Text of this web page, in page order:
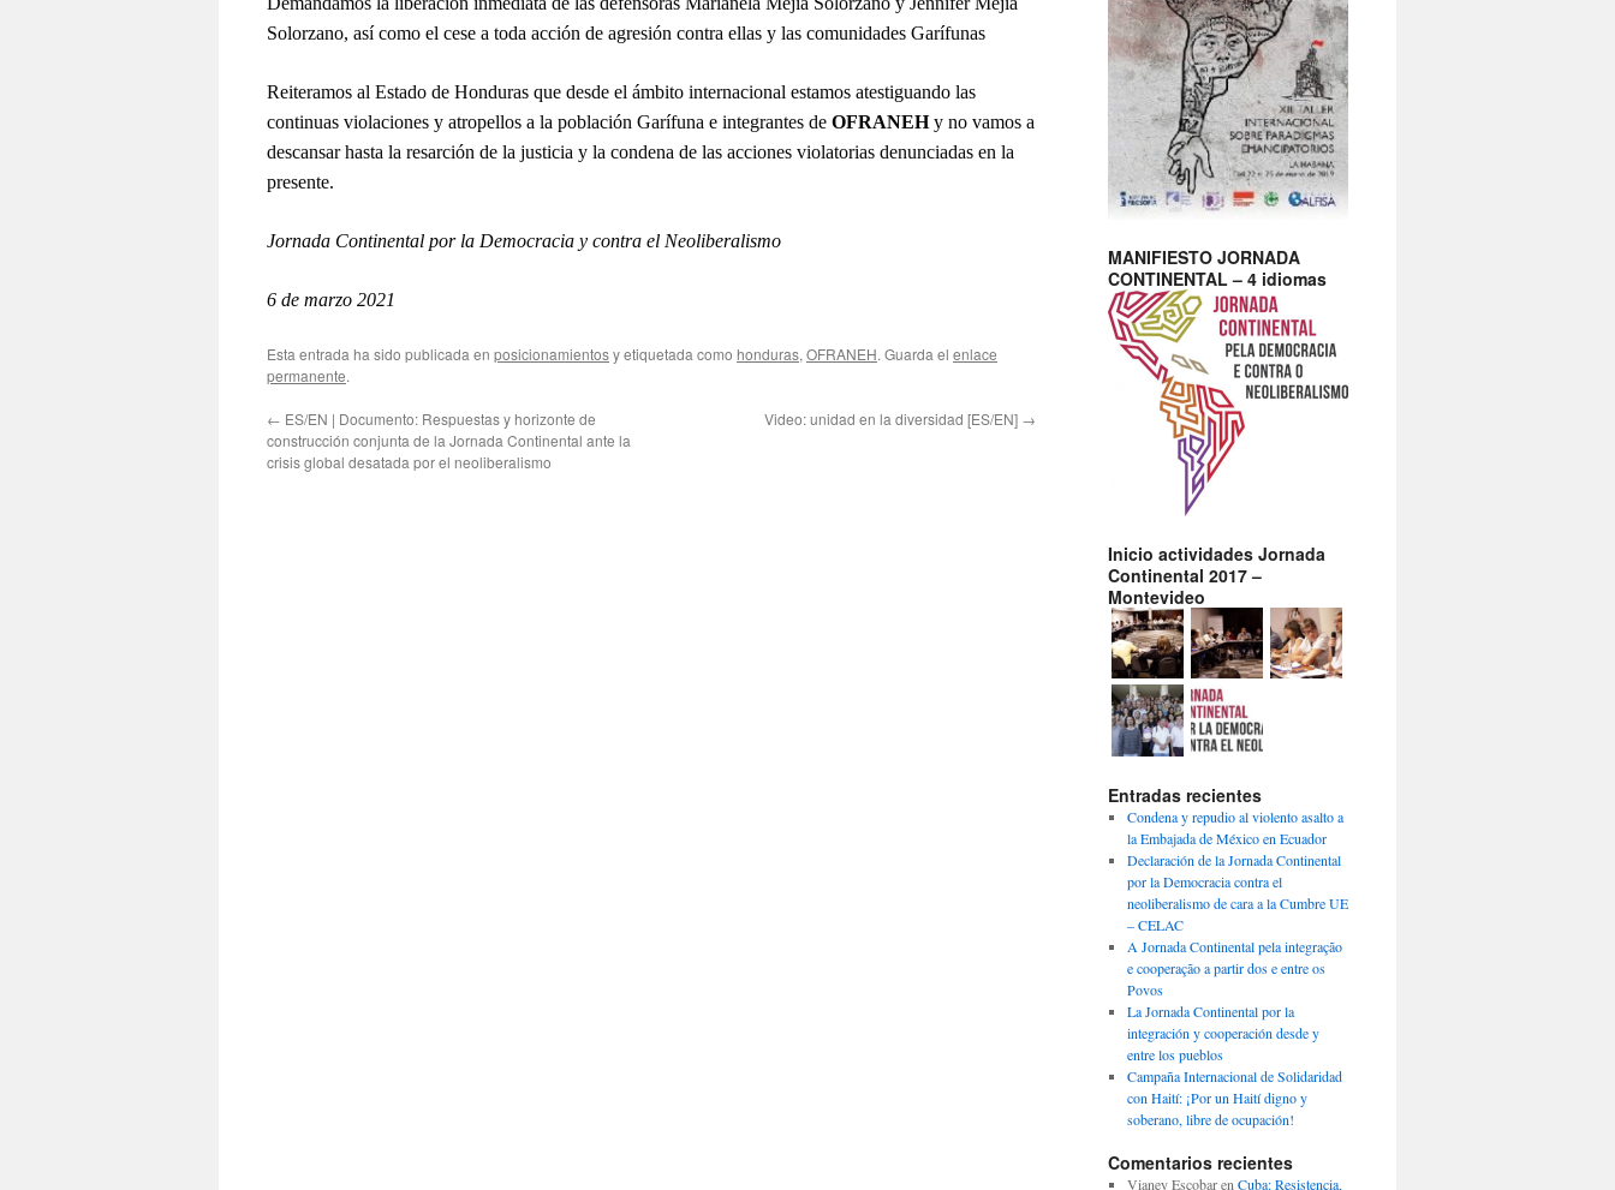
Solorzano, así como el cese a toda acción de agresión contra ellas y las comunidades Garífunas
Reiteramos al Estado de Honduras que desde el ámbito internacional estamos atestiguando las
continuas violaciones y atropellos a la población Garífuna e integrantes de OFRANEHy no vamos a
descansar hasta la resarción de la justicia y la condena de las acciones violatorias denunciadas en la
presente.
Jornada Continental por la Democracia y contra el Neoliberalismo
6 de marzo 2021
Esta entrada ha sido publicada en posicionamientosy etiquetada como honduras, OFRANEH. Guarda el enlace
permanente.
← ES/EN | Documento: Respuestas y horizonte de
construcción conjunta de la Jornada Continental ante la
crisis global desatada por el neoliberalismo
Video: unidad en la diversidad [ES/EN] →
MANIFIESTO JORNADA
CONTINENTAL – 4 idiomas
Inicio actividades Jornada
Continental 2017 –
Montevideo
Entradas recientes
Condena y repudio al violento asalto a
la Embajada de México en Ecuador
Declaración de la Jornada Continental
por la Democracia contra el
neoliberalismo de cara a la Cumbre UE
– CELAC
A Jornada Continental pela integração
e cooperação a partir dos e entre os
Povos
La Jornada Continental por la
integración y cooperación desde y
entre los pueblos
Campaña Internacional de Solidaridad
con Haití: ¡Por un Haití digno y
soberano, libre de ocupación!
Comentarios recientes
Vianey Escobaren Cuba: Resistencia,